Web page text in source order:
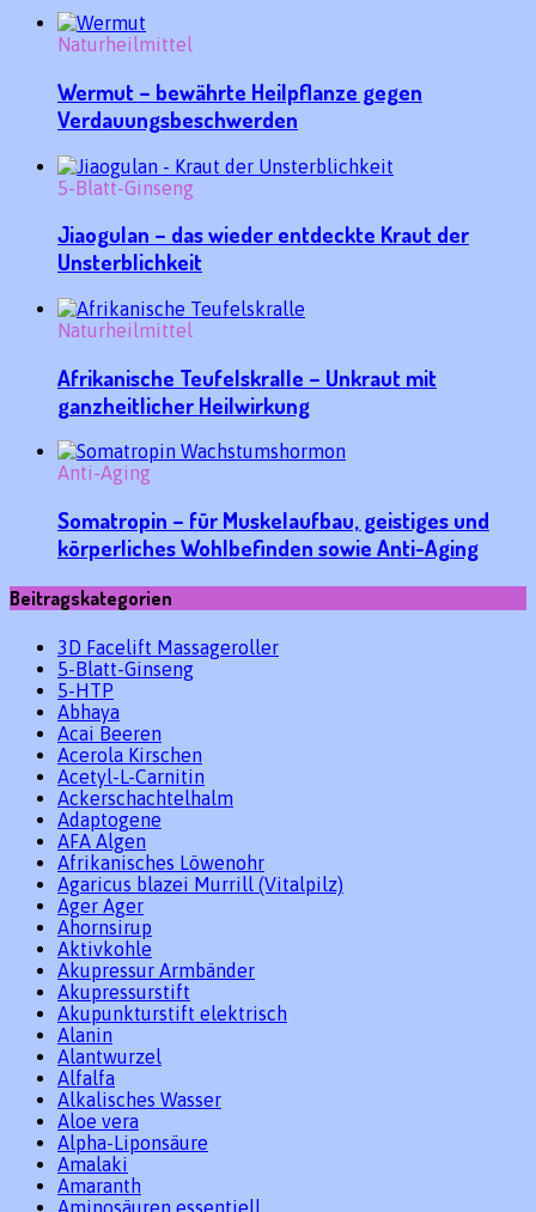
Naturheilmittel
Wermut – bewährte Heilpflanze gegen
Verdauungsbeschwerden
5-Blatt-Ginseng
Jiaogulan – das wieder entdeckte Kraut der
Unsterblichkeit
Naturheilmittel
Afrikanische Teufelskralle – Unkraut mit
ganzheitlicher Heilwirkung
Anti-Aging
Somatropin – für Muskelaufbau, geistiges und
körperliches Wohlbefinden sowie Anti-Aging
Beitragskategorien
3D Facelift Massageroller
5-Blatt-Ginseng
5-HTP
Abhaya
Acai Beeren
Acerola Kirschen
Acetyl-L-Carnitin
Ackerschachtelhalm
Adaptogene
AFA Algen
Afrikanisches Löwenohr
Agaricus blazei Murrill (Vitalpilz)
Ager Ager
Ahornsirup
Aktivkohle
Akupressur Armbänder
Akupressurstift
Akupunkturstift elektrisch
Alanin
Alantwurzel
Alfalfa
Alkalisches Wasser
Aloe vera
Alpha-Liponsäure
Amalaki
Amaranth
Aminosäuren essentiell